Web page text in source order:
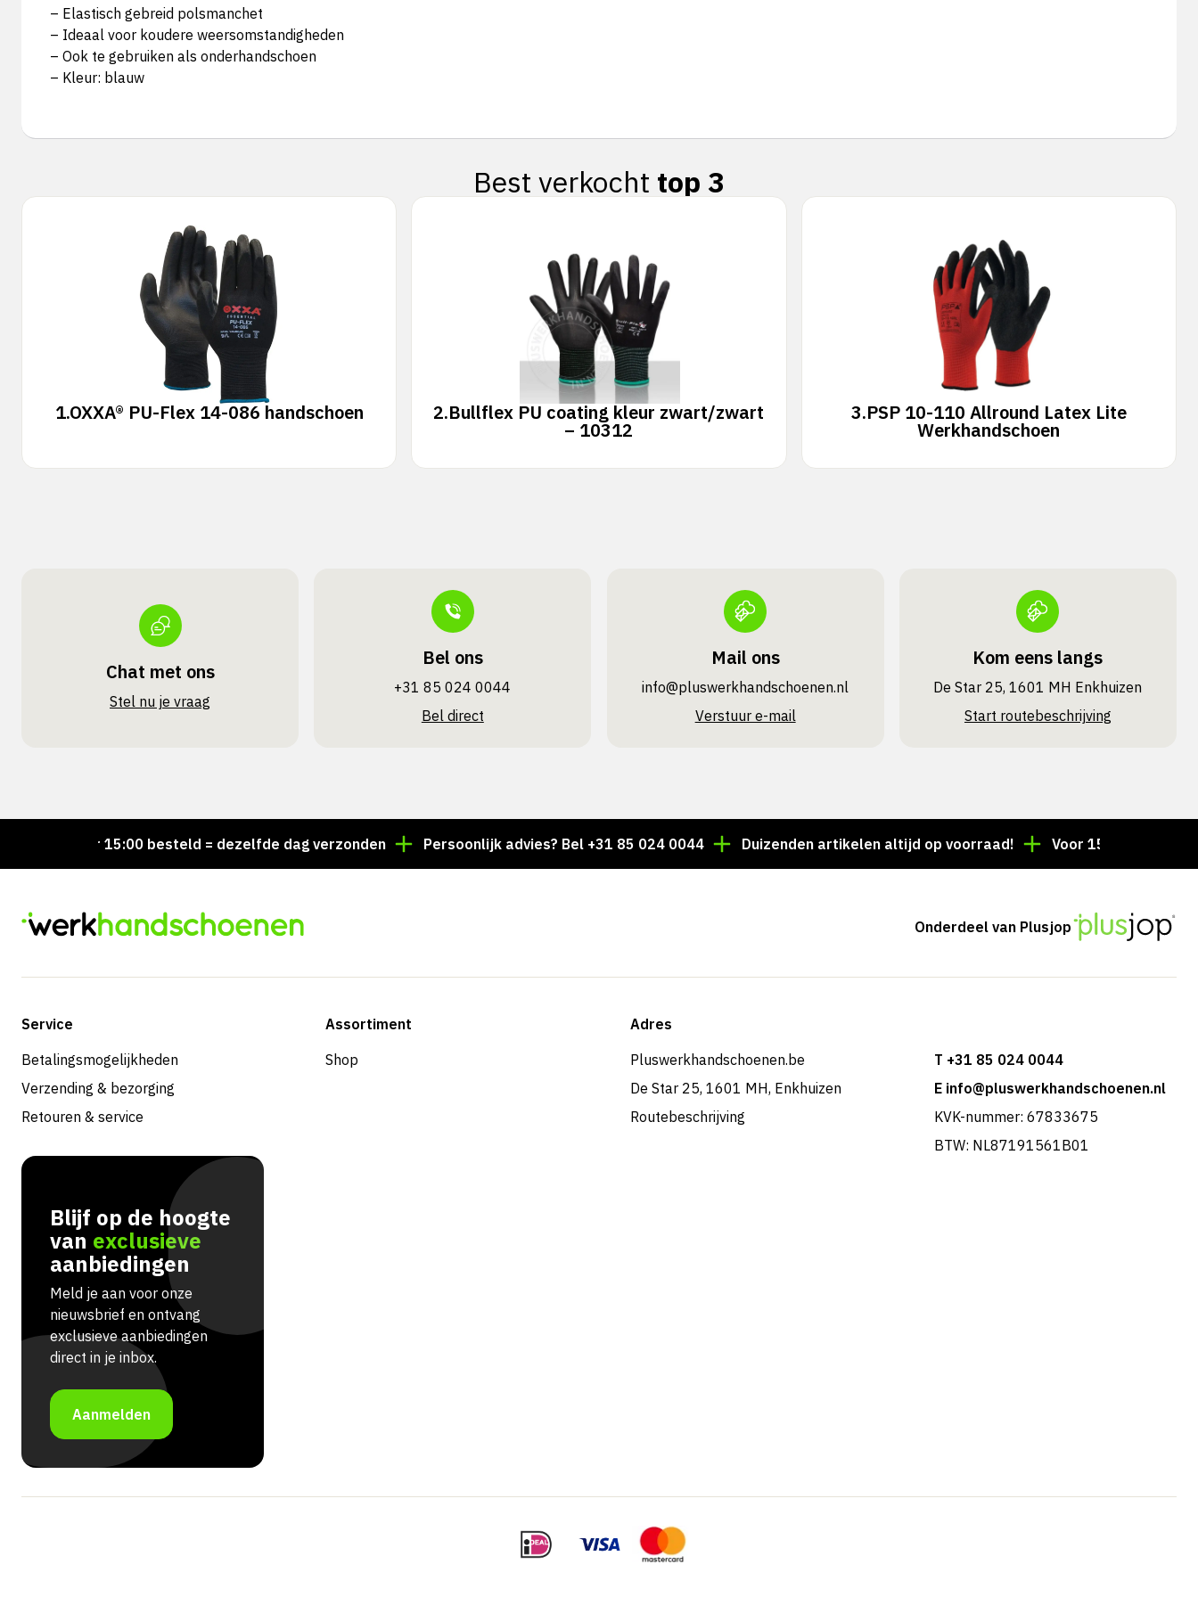
– Elastisch gebreid polsmanchet
– Ideaal voor koudere weersomstandigheden
– Ook te gebruiken als onderhandschoen
– Kleur: blauw
Best verkocht top 3
1.OXXA® PU-Flex 14-086 handschoen 2.Bullflex PU coating kleur zwart/zwart
– 10312
3.PSP 10-110 Allround Latex Lite
Werkhandschoen
Chat met ons
Stel nu je vraag
Bel ons
+31 85 024 0044
Bel direct
Mail ons
info@pluswerk­handschoenen.nl
Verstuur e-mail
Kom eens langs
De Star 25, 1601 MH Enkhuizen
Start routebeschrijving
Voor 15:00 besteld = dezelfde dag verzonden Persoonlijk advies? Bel +31 85 024 0044 Duizenden artikelen altijd op voorraad! Voor 15:00 besteld =
Onderdeel van Plusjop
Service
Betalingsmogelijkheden
Verzending & bezorging
Retouren & service
Assortiment
Shop
Adres
Pluswerkhandschoenen.be
De Star 25, 1601 MH, Enkhuizen
Routebeschrijving
T +31 85 024 0044
E info@pluswerkhandschoenen.nl
KVK-nummer: 67833675
BTW: NL87191561B01
Blijf op de hoogte
van exclusieve
aanbiedingen
Meld je aan voor onze
nieuwsbrief en ontvang
exclusieve aanbiedingen
direct in je inbox.
Aanmelden